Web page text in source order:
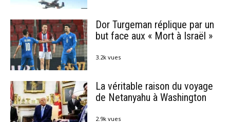
Dor Turgeman réplique par un
but face aux « Mort à Israël »
3.2k vues
La véritable raison du voyage
de Netanyahu à Washington
2.9k vues